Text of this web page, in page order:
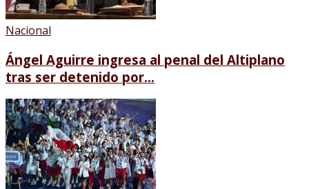
Nacional
Ángel Aguirre ingresa al penal del Altiplano
tras ser detenido por...